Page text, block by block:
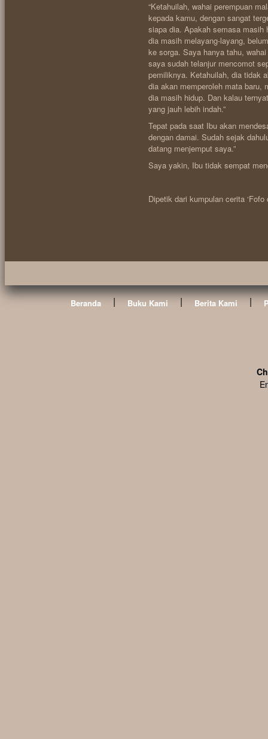
“Ketahuilah, wahai perempuan
kepada kamu, dengan sangat
siapa dia. Apakah semasa masih
dia masih melayang-layang,
ke sorga. Saya hanya tahu,
saya sudah telanjur mencomot
pemiliknya. Ketahuilah, dia tidak
dia akan memperoleh mata baru,
dia masih hidup. Dan kalau
yang jauh lebih indah.”
Tepat pada saat Ibu akan
dengan damai. Sudah sejak
datang menjemput saya.”
Saya yakin, Ibu tidak sempat
Dipetik dari kumpulan cerita
Beranda | Buku Kami | Berita Kami |